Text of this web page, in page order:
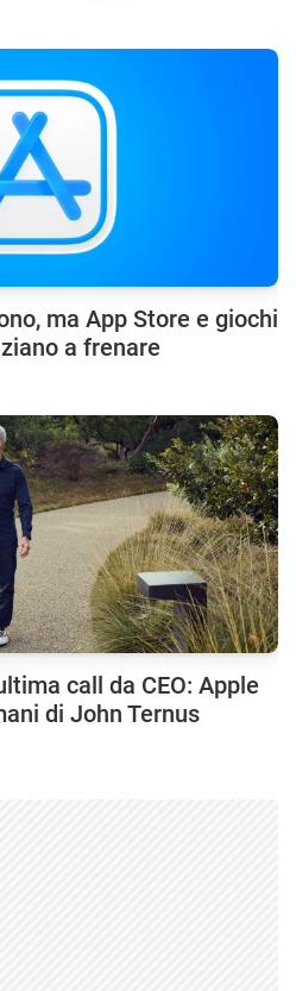
ma App Store e giochi
a frenare
call da CEO: Apple
di John Ternus